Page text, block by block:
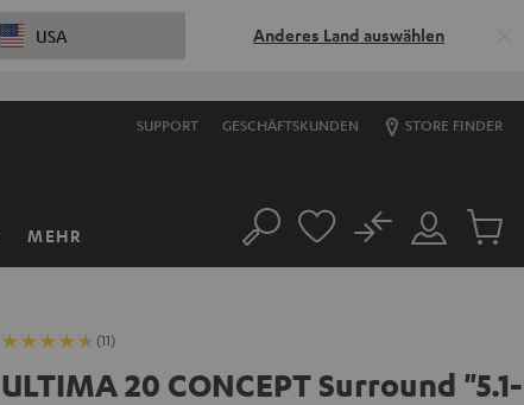
USA Anderes Land auswählen
SUPPORT GESCHÄFTSKUNDEN STORE FINDER
MEHR Suche
Mein
Konto
No
Artikel
(11)
ULTIMA 20 CONCEPT Surround "5.1-